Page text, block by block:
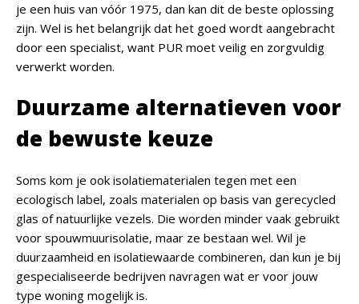
je een huis van vóór 1975, dan kan dit de beste oplossing
zijn. Wel is het belangrijk dat het goed wordt aangebracht
door een specialist, want PUR moet veilig en zorgvuldig
verwerkt worden.
Duurzame alternatieven voor
de bewuste keuze
Soms kom je ook isolatiematerialen tegen met een
ecologisch label, zoals materialen op basis van gerecycled
glas of natuurlijke vezels. Die worden minder vaak gebruikt
voor spouwmuurisolatie, maar ze bestaan wel. Wil je
duurzaamheid en isolatiewaarde combineren, dan kun je bij
gespecialiseerde bedrijven navragen wat er voor jouw
type woning mogelijk is.